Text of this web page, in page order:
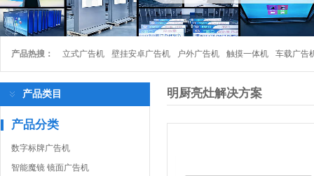
产品热搜： 立式广告机 壁挂安卓广告机 户外广告机 触摸一体机 车载广告
产品类目
产品分类
数字标牌广告机
智能魔镜 镜面广告机
明厨亮灶解决方案